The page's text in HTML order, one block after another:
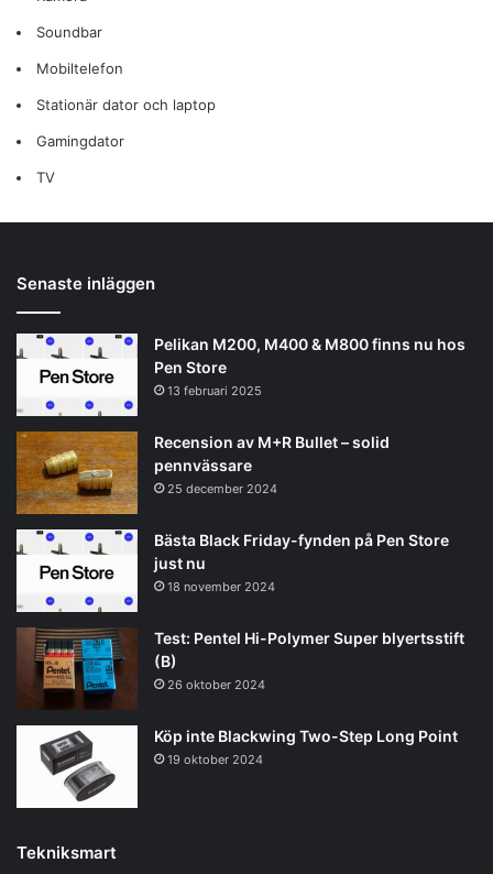
Soundbar
Mobiltelefon
Stationär dator och laptop
Gamingdator
TV
Senaste inläggen
Pelikan M200, M400 & M800 finns nu hos
Pen Store
13 februari 2025
Recension av M+R Bullet – solid
pennvässare
25 december 2024
Bästa Black Friday-fynden på Pen Store
just nu
18 november 2024
Test: Pentel Hi-Polymer Super blyertsstift
(B)
26 oktober 2024
Köp inte Blackwing Two-Step Long Point
19 oktober 2024
Tekniksmart